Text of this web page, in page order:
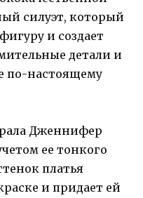
силуэт, который
и создает
детали и
по-настоящему
Дженнифер
ее тонкого
платья
и придает ей